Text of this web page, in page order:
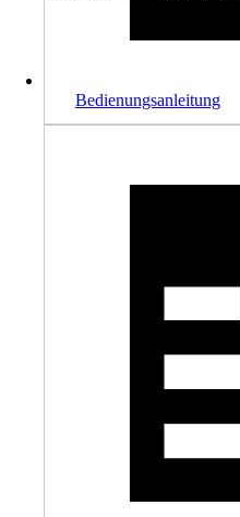
Bedienungsanleitung